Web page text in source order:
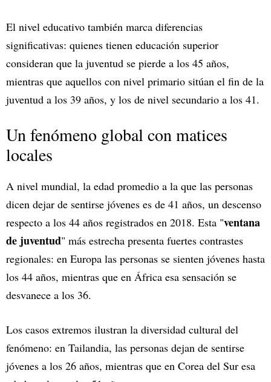
El nivel educativo también marca diferencias
significativas: quienes tienen educación superior
consideran que la juventud se pierde a los 45 años,
mientras que aquellos con nivel primario sitúan el fin de la
juventud a los 39 años, y los de nivel secundario a los 41.
Un fenómeno global con matices
locales
A nivel mundial, la edad promedio a la que las personas
dicen dejar de sentirse jóvenes es de 41 años, un descenso
respecto a los 44 años registrados en 2018. Esta "ventana
de juventud" más estrecha presenta fuertes contrastes
regionales: en Europa las personas se sienten jóvenes hasta
los 44 años, mientras que en África esa sensación se
desvanece a los 36.
Los casos extremos ilustran la diversidad cultural del
fenómeno: en Tailandia, las personas dejan de sentirse
jóvenes a los 26 años, mientras que en Corea del Sur esa